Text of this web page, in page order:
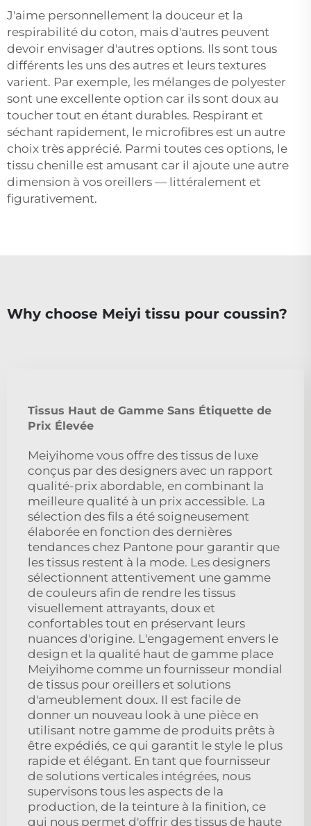
J'aime personnellement la douceur et la
respirabilité du coton, mais d'autres peuvent
devoir envisager d'autres options. Ils sont tous
différents les uns des autres et leurs textures
varient. Par exemple, les mélanges de polyester
sont une excellente option car ils sont doux au
toucher tout en étant durables. Respirant et
séchant rapidement, le microfibres est un autre
choix très apprécié. Parmi toutes ces options, le
tissu chenille est amusant car il ajoute une autre
dimension à vos oreillers — littéralement et
figurativement.
Why choose Meiyi tissu pour coussin?
Tissus Haut de Gamme Sans Étiquette de
Prix Élevée
Meiyihome vous offre des tissus de luxe
conçus par des designers avec un rapport
qualité-prix abordable, en combinant la
meilleure qualité à un prix accessible. La
sélection des fils a été soigneusement
élaborée en fonction des dernières
tendances chez Pantone pour garantir que
les tissus restent à la mode. Les designers
sélectionnent attentivement une gamme
de couleurs afin de rendre les tissus
visuellement attrayants, doux et
confortables tout en préservant leurs
nuances d'origine. L'engagement envers le
design et la qualité haut de gamme place
Meiyihome comme un fournisseur mondial
de tissus pour oreillers et solutions
d'ameublement doux. Il est facile de
donner un nouveau look à une pièce en
utilisant notre gamme de produits prêts à
être expédiés, ce qui garantit le style le plus
rapide et élégant. En tant que fournisseur
de solutions verticales intégrées, nous
supervisons tous les aspects de la
production, de la teinture à la finition, ce
qui nous permet d'offrir des tissus de haute